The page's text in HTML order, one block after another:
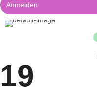
Anmelden
19